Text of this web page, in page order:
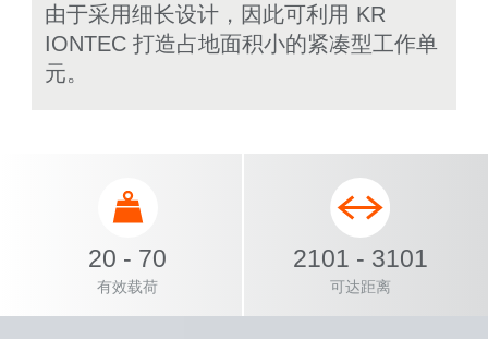
由于采用细长设计，因此可利用 KR
IONTEC 打造占地面积小的紧凑型工作单
元。
20 - 70
有效载荷
2101 - 3101
可达距离